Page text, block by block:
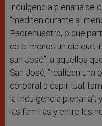
indulgencia plenaria se
“mediten durante al
Padrenuestro, o que
de al menos un día que
san José”; a aquellos
San José, “realicen una
corporal o espiritual,
la Indulgencia plenaria”;
las familias y entre los